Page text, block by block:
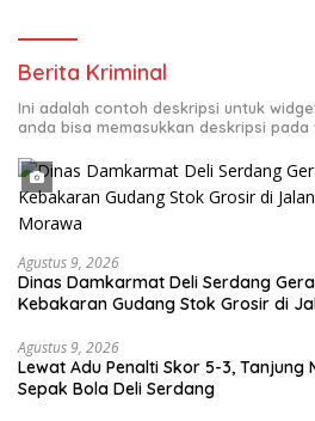
Berita Kriminal
Ini adalah contoh deskripsi untuk
anda bisa memasukkan deskripsi pada
Agustus 9, 2026
Dinas Damkarmat Deli Serdang
Kebakaran Gudang Stok Grosir di
Agustus 9, 2026
Lewat Adu Penalti Skor 5-3,
Sepak Bola Deli Serdang